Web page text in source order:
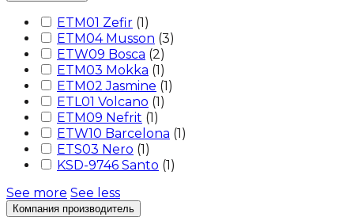
ETM01 Zefir (1)
ETM04 Musson (3)
ETW09 Bosca (2)
ETM03 Mokka (1)
ETM02 Jasmine (1)
ETL01 Volcano (1)
ETM09 Nefrit (1)
ETW10 Barcelona (1)
ETS03 Nero (1)
KSD-9746 Santo (1)
See more See less
Компания производитель